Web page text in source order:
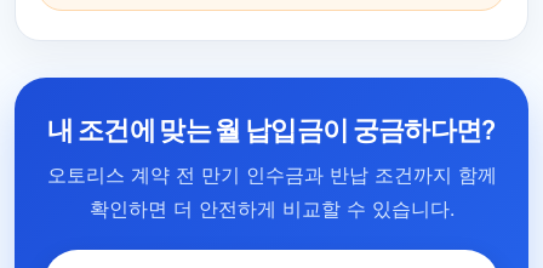
내 조건에 맞는 월 납입금이 궁금하다면?
오토리스 계약 전 만기 인수금과 반납 조건까지 함께
확인하면 더 안전하게 비교할 수 있습니다.